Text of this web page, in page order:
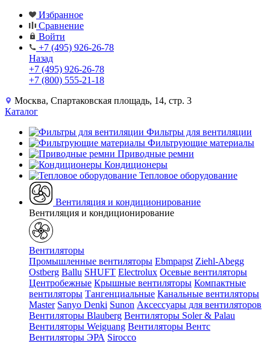
Избранное
Сравнение
Войти
+7 (495) 926-26-78
Назад
+7 (495) 926-26-78
+7 (800) 555-21-18
Москва, Спартаковская площадь, 14, стр. 3
Каталог
Фильтры для вентиляции
Фильтрующие материалы
Приводные ремни
Кондиционеры
Тепловое оборудование
Вентиляция и кондиционирование
Вентиляция и кондиционирование
Вентиляторы
Промышленные вентиляторы Ebmpapst Ziehl-Abegg
Ostberg Ballu SHUFT Electrolux Осевые вентиляторы
Центробежные Крышные вентиляторы Компактные
вентиляторы Тангенциальные Канальные вентиляторы
Master Sanyo Denki Sunon Аксессуары для вентиляторов
Вентиляторы Blauberg Вентиляторы Soler & Palau
Вентиляторы Weiguang Вентиляторы Вентс
Вентиляторы ЭРА Sirocco